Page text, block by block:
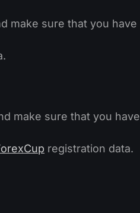
make sure that you have
make sure that you have
registration data.